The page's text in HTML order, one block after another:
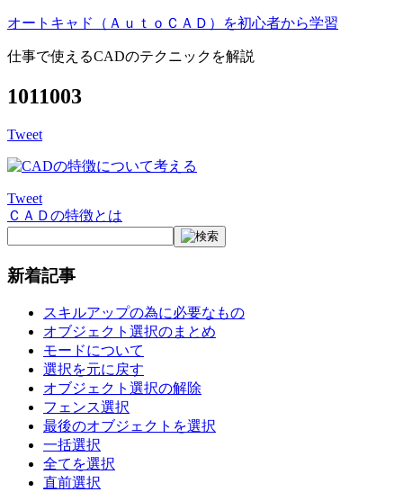
オートキャド（ＡｕｔｏＣＡＤ）を初心者から学習
仕事で使えるCADのテクニックを解説
1011003
Tweet
Tweet
投
稿
ナ
ＣＡＤの特徴とは
新着記事
スキルアップの為に必要なもの
オブジェクト選択のまとめ
モードについて
選択を元に戻す
オブジェクト選択の解除
フェンス選択
最後のオブジェクトを選択
一括選択
全てを選択
直前選択